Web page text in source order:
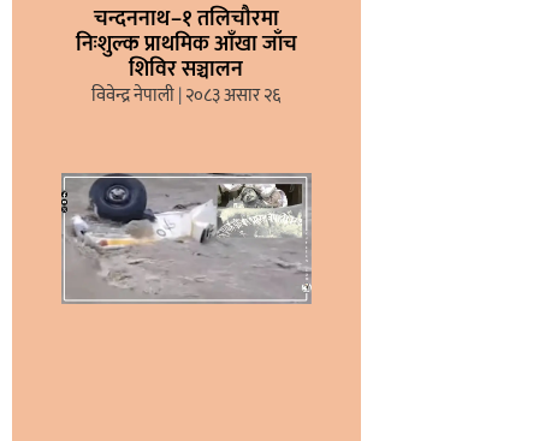
चन्दननाथ–१ तलिचौरमा
निःशुल्क प्राथमिक आँखा जाँच
शिविर सञ्चालन
विवेन्द्र नेपाली २०८३ असार २६